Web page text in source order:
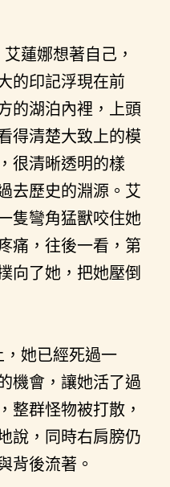
蓮娜想著自己，
的印記浮現在前
的湖泊內裡，上頭
得清楚大致上的模
很清晰透明的樣
去歷史的淵源。艾
隻彎角猛獸咬住她
痛，往後一看，第
向了她，把她壓倒
她已經死過一
機會，讓她活了過
整群怪物被打散，
說，同時右肩膀仍
背後流著。